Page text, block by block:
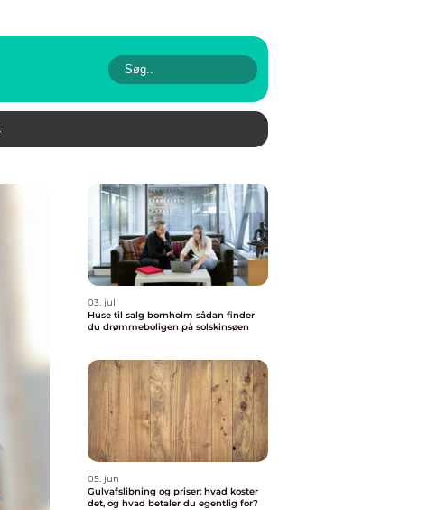
03. jul
Huse til salg bornholm sådan finder
du drømmeboligen på solskinsøen
05. jun
Gulvafslibning og priser: hvad koster
det, og hvad betaler du egentlig for?